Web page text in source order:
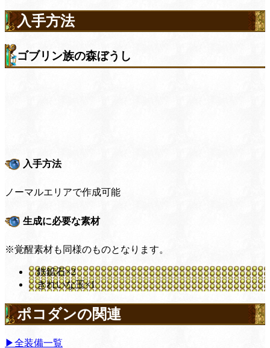
入手方法
ゴブリン族の森ぼうし
入手方法
ノーマルエリアで作成可能
生成に必要な素材
※覚醒素材も同様のものとなります。
鉄鉱石×2
きれいな玉×1
ポコダンの関連
▶全装備一覧